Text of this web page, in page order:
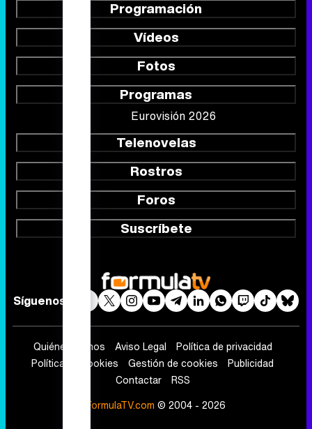
Programación
Vídeos
Fotos
Programas
Eurovisión 2026
Telenovelas
Rostros
Foros
Suscríbete
Síguenos
Quiénes somos Aviso Legal
Política de privacidad
Política de cookies
Gestión de cookies
Publicidad
Contactar
RSS
FormulaTV.com © 2004 - 2026